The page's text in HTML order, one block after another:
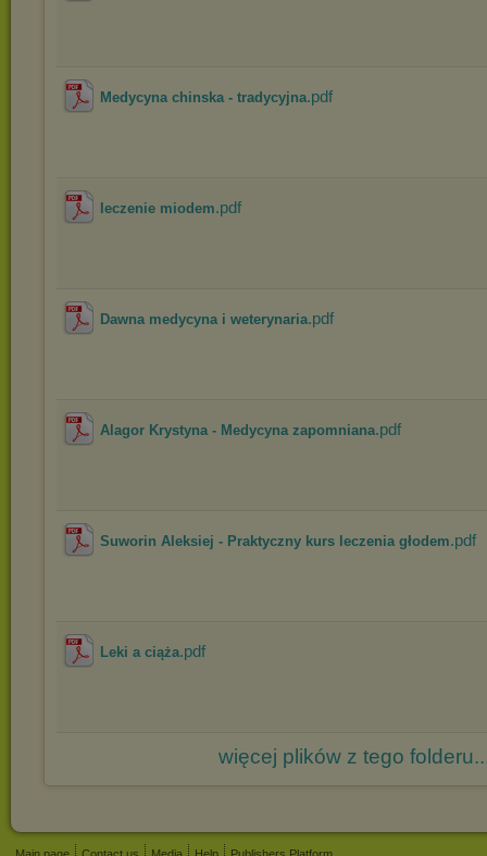
Medycyna chinska - tradycyjna.pdf
leczenie miodem.pdf
Dawna medycyna i weterynaria.pdf
Alagor Krystyna - Medycyna zapomniana.pdf
Suworin Aleksiej - Praktyczny kurs leczenia głodem.pdf
Leki a ciąża.pdf
więcej plików z tego